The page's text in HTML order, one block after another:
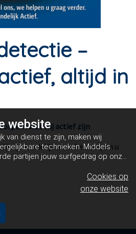
–
altijd in
waar wij actief zijn
zijn landelijk actief en helpen u
website
van dienst te zijn, maken wij
technieken. Middels
partijen jouw surfgedrag op onze
mogelijk om informatie te delen via
Cookies op
onze website